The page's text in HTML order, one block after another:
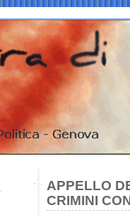
APPELLO
CRIMINI